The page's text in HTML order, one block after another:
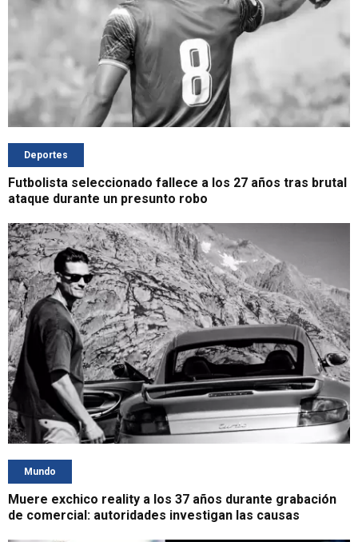
Deportes
Futbolista seleccionado fallece a los 27 años tras brutal
ataque durante un presunto robo
Mundo
Muere exchico reality a los 37 años durante grabación
de comercial: autoridades investigan las causas